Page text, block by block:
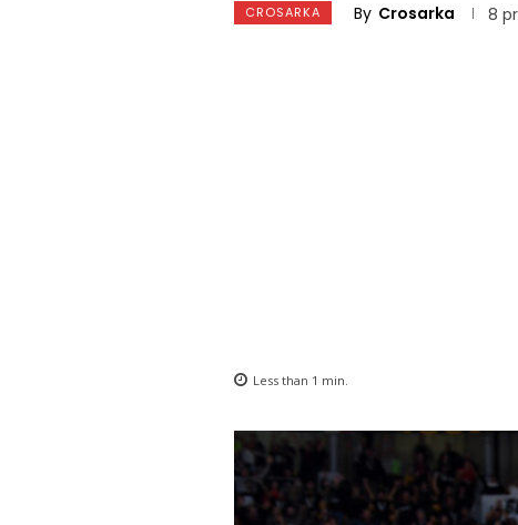
CROSARKA By Crosarka 8
Less than 1 min.